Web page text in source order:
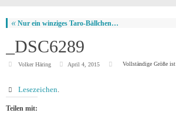
« Nur ein winziges Taro-Bällchen…
_DSC6289
Volker Häring April 4, 2015 Vollständige Größe ist
Lesezeichen.
Teilen mit: